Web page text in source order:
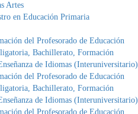
Artes
en Educación Primaria
del Profesorado de Educación
Bachillerato, Formación
de Idiomas (Interuniversitario)
del Profesorado de Educación
Bachillerato, Formación
de Idiomas (Interuniversitario)
del Profesorado de Educación